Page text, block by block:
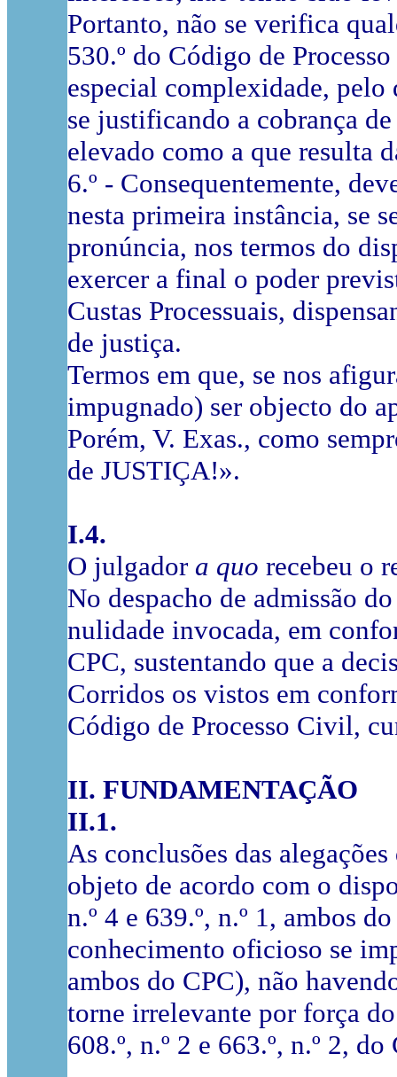
Portanto, não se verifica
530.º do Código de
especial complexidade, pelo
se justificando a cobrança
elevado como a que resulta
6.º - Consequentemente,
nesta primeira instância, se
pronúncia, nos termos do
exercer a final o poder
Custas Processuais,
de justiça.
Termos em que, se nos
impugnado) ser objecto do
Porém, V. Exas., como
de JUSTIÇA!».
I.4.
O julgador a quo recebeu o
No despacho de admissão
nulidade invocada, em
CPC, sustentando que a
Corridos os vistos em
Código de Processo Civil,
II. FUNDAMENTAÇÃO
II.1.
As conclusões das
objeto de acordo com o
n.º 4 e 639.º, n.º 1, ambos
conhecimento oficioso se
ambos do CPC), não
torne irrelevante por força
608.º, n.º 2 e 663.º, n.º 2, do